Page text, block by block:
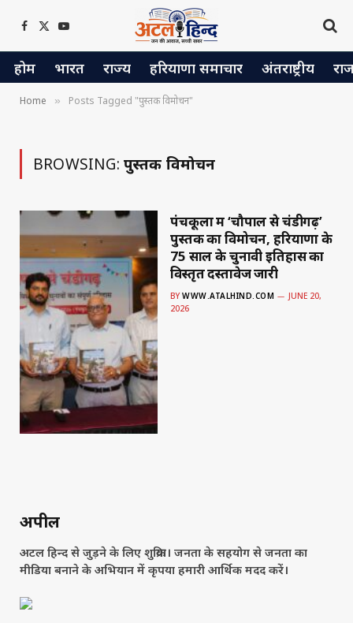
Facebook
X
(Twitter)
YouTube
होम भारत राज्य हरियाणा समाचार अंतराष्ट्रीय
Home » Posts Tagged "पुस्तक विमोचन"
BROWSING: पुस्तक विमोचन
पंचकूला में ‘चौपाल से चंडीगढ़’
पुस्तक का विमोचन, हरियाणा के
75 साल के चुनावी इतिहास का
विस्तृत दस्तावेज जारी
BY WWW.ATALHIND.COM
JUNE 20,
2026
अपील
अटल हिन्द से जुड़ने के लिए शुक्रिया। जनता के सहयोग से जनता का
मीडिया बनाने के अभियान में कृपया हमारी आर्थिक मदद करें।